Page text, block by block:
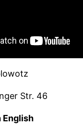
Str. 46
English